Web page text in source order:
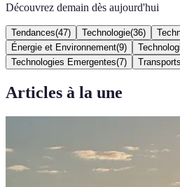
Découvrez demain dès aujourd'hui
Tendances(47) Technologie(36)
Énergie et Environnement(9)
Technologies Emergentes(7) Transports
Articles à la une